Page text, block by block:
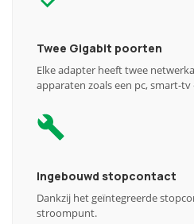
Twee Gigabit poorten
Elke adapter heeft twee
apparaten zoals een pc, smart-
Ingebouwd stopcontact
Dankzij het geïntegreerde
stroompunt.